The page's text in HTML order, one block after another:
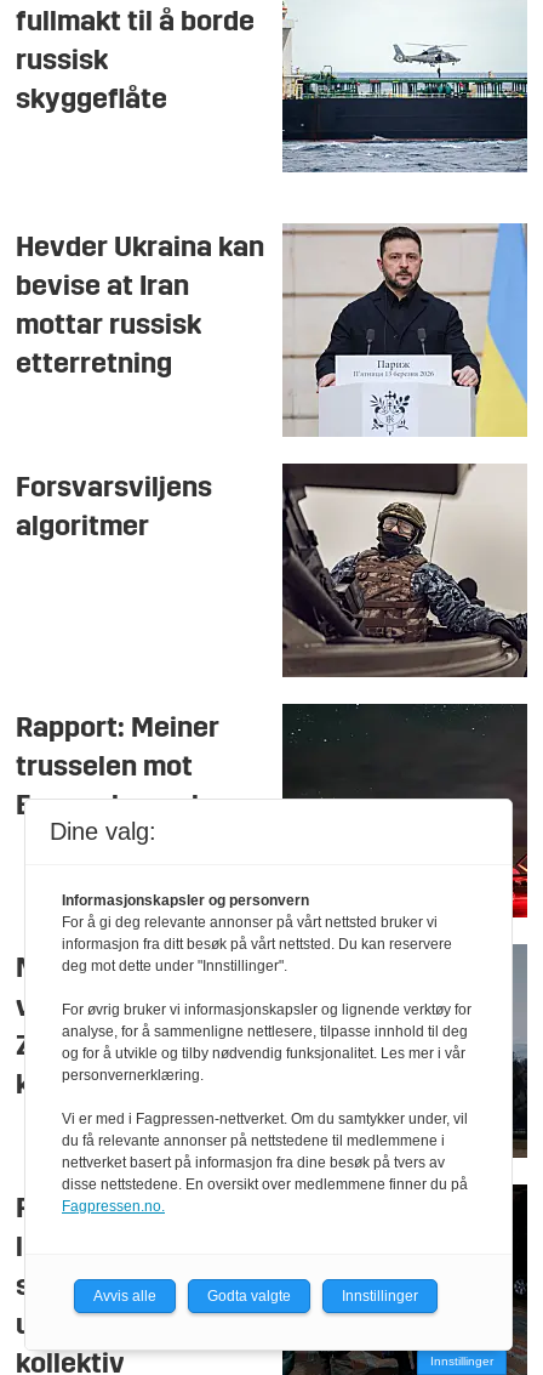
fullmakt til å borde
russisk
skyggeflåte
Hevder Ukraina kan
bevise at Iran
mottar russisk
etterretning
Forsvarsviljens
algoritmer
Rapport: Meiner
trusselen mot
Europa har vakse
Midlertidig
våpenhvile rundt
Zaporizjzja-
kraftverket
Regjeringen vil ikke
stridsdyktige
ukrainske menn
kollektiv
Innstillinger
Dine valg:
Informasjonskapsler og personvern
For å gi deg relevante annonser på vårt nettsted bruker vi
informasjon fra ditt besøk på vårt nettsted. Du kan reservere
deg mot dette under "Innstillinger".
For øvrig bruker vi informasjonskapsler og lignende verktøy for
analyse, for å sammenligne nettlesere, tilpasse innhold til deg
og for å utvikle og tilby nødvendig funksjonalitet. Les mer i vår
personvernerklæring.
Vi er med i Fagpressen-nettverket. Om du samtykker under, vil
du få relevante annonser på nettstedene til medlemmene i
nettverket basert på informasjon fra dine besøk på tvers av
disse nettstedene. En oversikt over medlemmene finner du på
Fagpressen.no.
Avvis alle Godta valgte Innstillinger